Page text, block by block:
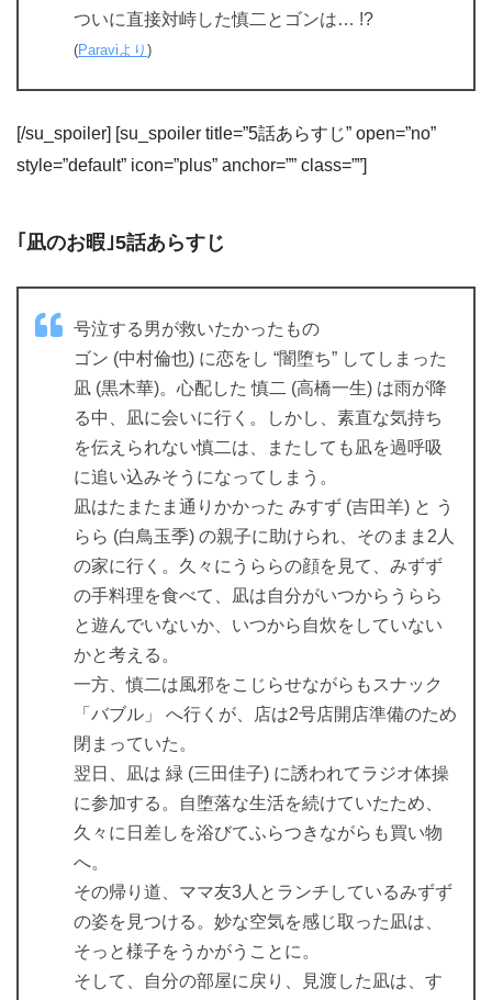
ついに直接対峙した慎二とゴンは… !?
(Paraviより )
[/su_spoiler] [su_spoiler title=”5話あらすじ” open=”no”
style=”default” icon=”plus” anchor=”” class=””]
｢凪のお暇｣5話あらすじ
号泣する男が救いたかったもの
ゴン (中村倫也) に恋をし “闇堕ち” してしまった
凪 (黒木華)。心配した 慎二 (高橋一生) は雨が降
る中、凪に会いに行く。しかし、素直な気持ち
を伝えられない慎二は、またしても凪を過呼吸
に追い込みそうになってしまう。
凪はたまたま通りかかった みすず (吉田羊) と う
らら (白鳥玉季) の親子に助けられ、そのまま2人
の家に行く。久々にうららの顔を見て、みずず
の手料理を食べて、凪は自分がいつからうらら
と遊んでいないか、いつから自炊をしていない
かと考える。
一方、慎二は風邪をこじらせながらもスナック
「バブル」 へ行くが、店は2号店開店準備のため
閉まっていた。
翌日、凪は 緑 (三田佳子) に誘われてラジオ体操
に参加する。自堕落な生活を続けていたため、
久々に日差しを浴びてふらつきながらも買い物
へ。
その帰り道、ママ友3人とランチしているみずず
の姿を見つける。妙な空気を感じ取った凪は、
そっと様子をうかがうことに。
そして、自分の部屋に戻り、見渡した凪は、す